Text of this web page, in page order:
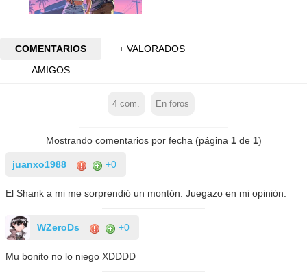
COMENTARIOS
+ VALORADOS
AMIGOS
4 com. En foros
Mostrando comentarios por fecha (página 1de 1)
juanxo1988 +0
El Shank a mi me sorprendió un montón. Juegazo en mi opinión.
WZeroDs +0
Mu bonito no lo niego XDDDD